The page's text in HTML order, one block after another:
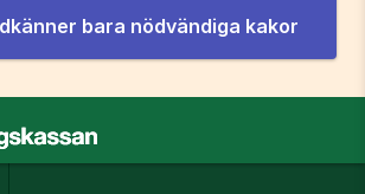
bara nödvändiga kakor